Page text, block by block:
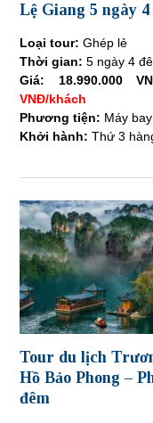
Lệ Giang 5 ngày 4
Loại tour: Ghép lẻ
Thời gian: 5 ngày 4
Giá:
18.990.000
VNĐ/khách
Phương tiện: Máy bay
Khởi hành: Thứ 3
Tour du lịch
Hồ Bảo Phong –
đêm